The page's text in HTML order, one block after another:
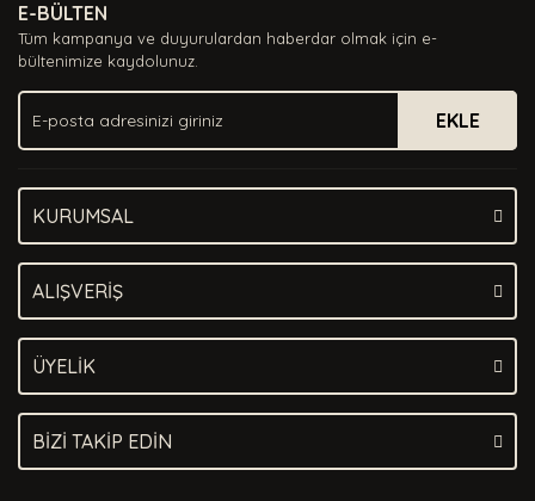
Ürün açıklamasında eksik bilgiler bulunuyor.
Ürün bilgilerinde hatalar bulunuyor.
Ürün fiyatı diğer sitelerden daha pahalı.
Bu ürüne benzer farklı alternatifler olmalı.
E-BÜLTEN
Tüm kampanya ve duyurulardan haberdar olmak için e-
bültenimize kaydolunuz.
EKLE
KURUMSAL
ALIŞVERİŞ
ÜYELİK
BİZİ TAKİP EDİN